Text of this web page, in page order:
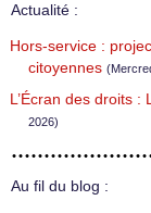
Actualité :
Hors-service :
citoyennes
L’Écran des droits
2026)
Au fil du blog :